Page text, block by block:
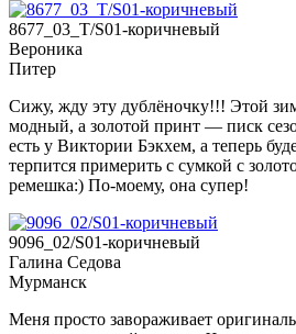
8677_03_T/S01-коричневый
Вероника
Питер
Сижу, жду эту дублёночку!!! Этой
модный, а золотой принт — писк
есть у Виктории Бэкхем, а теперь
терпится примерить с сумкой с
ремешка:) По-моему, она супер!
9096_02/S01-коричневый
Галина Седова
Мурманск
Меня просто завораживает